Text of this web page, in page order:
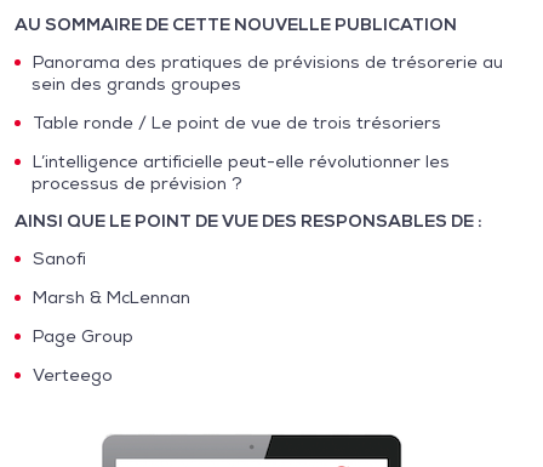
AU SOMMAIRE DE CETTE NOUVELLE PUBLICATION
Panorama des pratiques de prévisions de trésorerie au
sein des grands groupes
Table ronde / Le point de vue de trois trésoriers
L’intelligence artificielle peut-elle révolutionner les
processus de prévision ?
AINSI QUE LE POINT DE VUE DES RESPONSABLES DE :
Sanofi
Marsh & McLennan
Page Group
Verteego